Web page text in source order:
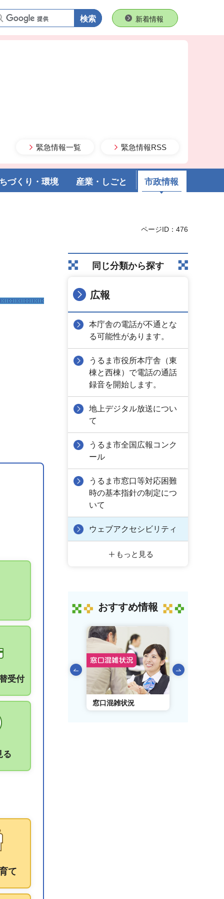
緊急情報一覧 緊急情報RSS
語句で検索新着情報
づくり・環境 産業・しごと 市政情報
ページID：476
受付
る
て
同じ分類から探す
広報
本庁舎の電話が不通とな
る可能性があります。
うるま市役所本庁舎（東
棟と西棟）で電話の通話
録音を開始します。
地上デジタル放送につい
て
うるま市全国広報コンク
ール
うるま市窓口等対応困難
時の基本指針の制定につ
いて
ウェブアクセシビリティ
もっと見る
おすすめ情報
前のスライドを表示
AIチャットボット 窓口混雑状況